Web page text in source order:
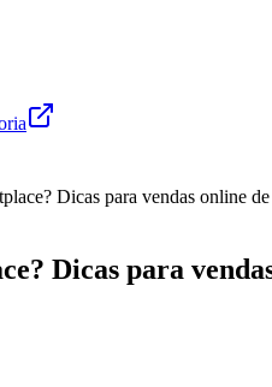
Dicas para vendas online de
Dicas para